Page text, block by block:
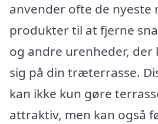
anvender ofte de nyeste
produkter til at fjerne
og andre urenheder, der
sig på din træterrasse.
kan ikke kun gøre
attraktiv, men kan også